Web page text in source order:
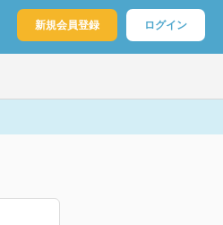
新規会員登録 ログイン